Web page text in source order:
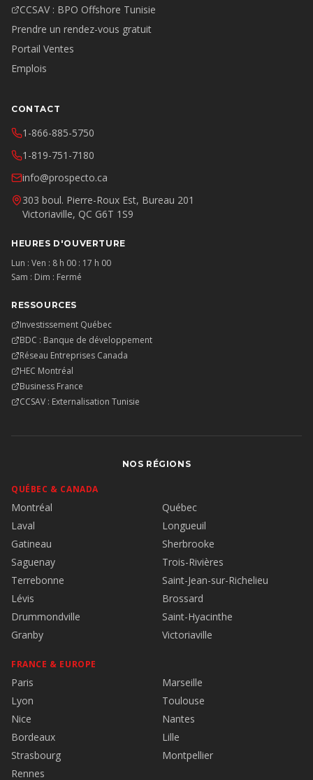
CCSAV : BPO Offshore Tunisie
Prendre un rendez-vous gratuit
Portail Ventes
Emplois
CONTACT
1-866-885-5750
1-819-751-7180
info@prospecto.ca
303 boul. Pierre-Roux Est, Bureau 201
Victoriaville, QC G6T 1S9
HEURES D'OUVERTURE
Lun : Ven : 8 h 00 : 17 h 00
Sam : Dim : Fermé
RESSOURCES
Investissement Québec
BDC : Banque de développement
Réseau Entreprises Canada
HEC Montréal
Business France
CCSAV : Externalisation Tunisie
NOS RÉGIONS
QUÉBEC & CANADA
Montréal
Québec
Laval
Longueuil
Gatineau
Sherbrooke
Saguenay
Trois-Rivières
Terrebonne
Saint-Jean-sur-Richelieu
Lévis
Brossard
Drummondville
Saint-Hyacinthe
Granby
Victoriaville
FRANCE & EUROPE
Paris
Marseille
Lyon
Toulouse
Nice
Nantes
Bordeaux
Lille
Strasbourg
Montpellier
Rennes